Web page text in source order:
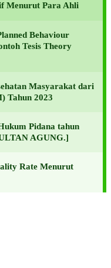
Menurut Para Ahli
Behaviour
Tesis Theory
Masyarakat dari
Tahun 2023
Pidana tahun
AGUNG.]
Rate Menurut